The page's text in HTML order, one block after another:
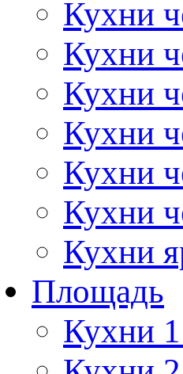
Кухни
Кухни
Кухни
Кухни
Кухни
Кухни
Кухни
Площадь
Кухни